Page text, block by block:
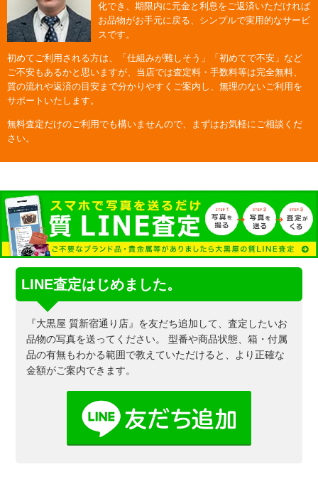
化でき、期限内に元金と利息をご返済いただければ
お品物がお手元に戻る、シンプルで実用的なサービ
スです。
初めてご利用される方は、「仕組みが難しそう」「初めてで不安」など
ご不安もあるかと思いますが、当店では査定料・手数料等は完全無料、
質の流れや返済の目安まで分かりやすくご案内し、無理のないご利用を
サポートいたします。
無料査定だけのご利用でも構いませんので、まずはお気軽にご相談くだ
さい。
LINE査定はじめました。
『大黒屋 質新宿通り店』を友だち追加して、査定したいお
品物の写真を送ってください。
型番や商品状態、箱・付属
品の有無もわかる範囲で教えていただけると、より正確な
金額がご案内できます。